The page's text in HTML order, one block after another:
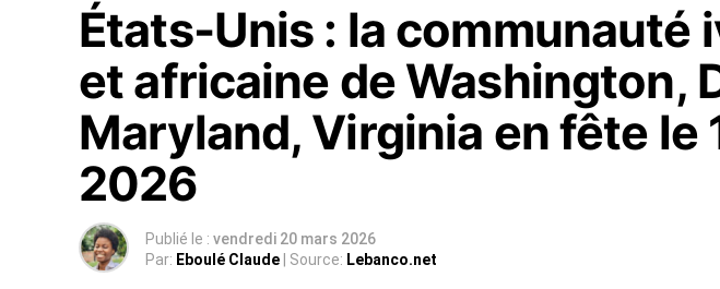
États-Unis : la communauté
et africaine de Washington,
Maryland, Virginia en fête le
2026
Publié le : vendredi 20 mars 2026
Par: Eboulé Claude | Source: Lebanco.net